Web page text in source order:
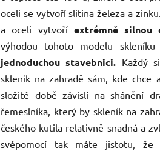
oceli se vytvoří slitina železa a
a oceli vytvoří extrémně silnou
výhodou tohoto modelu
jednoduchou stavebnici. Každý
skleník na zahradě sám, kde
složité době závislí na shánění
řemeslníka, který by skleník na
českého kutila relativně snadná a
svépomocí tak máte jistotu, že